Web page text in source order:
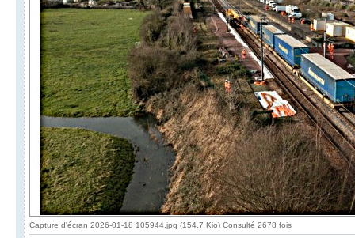
Capture d'écran 2026-01-18 105944.jpg (154.7 Kio) Consulté 2678 fois